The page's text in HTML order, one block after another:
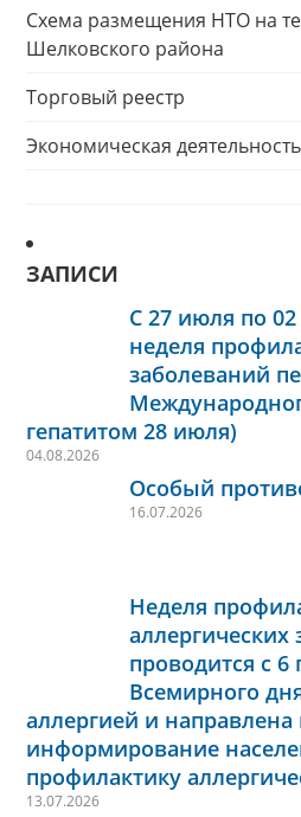
Схема размещения НТО на
Шелковского района
Торговый реестр
Экономическая деятельность
ЗАПИСИ
С 27 июля по 02
неделя
заболеваний
гепатитом 28 июля)
04.08.2026
Особый
16.07.2026
Неделя
аллергических
проводится с 6
Всемирного
аллергией и направлена
информирование
профилактику
13.07.2026